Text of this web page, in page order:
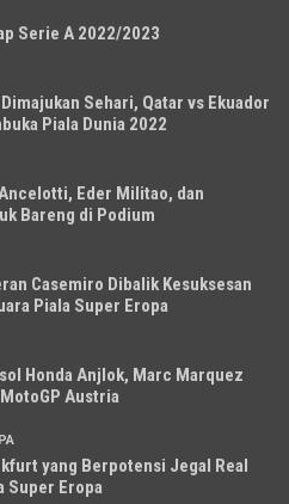
Serie A 2022/2023
Sehari, Qatar vs Ekuador
Piala Dunia 2022
Eder Militao, dan
Bareng di Podium
Casemiro Dibalik Kesuksesan
Piala Super Eropa
Honda Anjlok, Marc Marquez
Austria
yang Berpotensi Jegal Real
Super Eropa